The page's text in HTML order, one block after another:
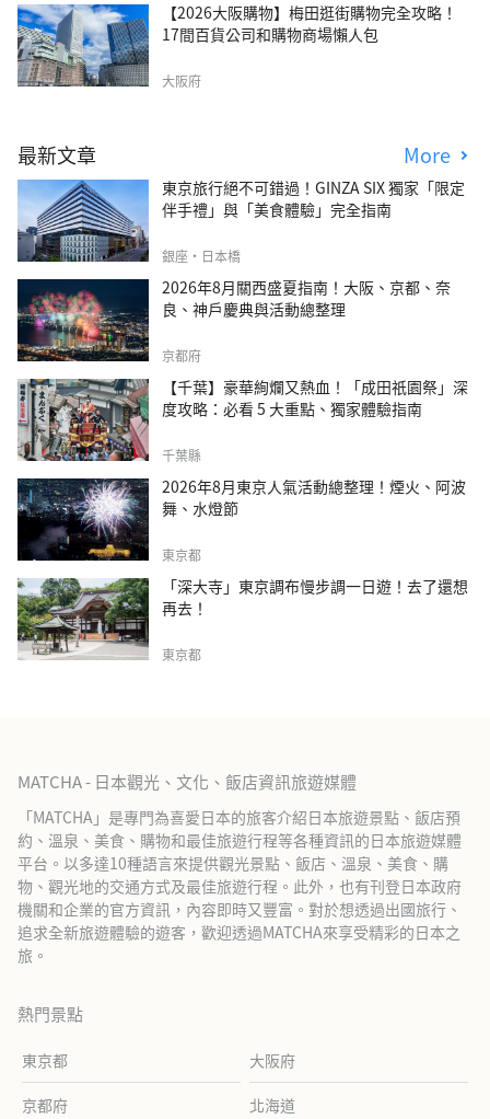
【2026大阪購物】梅田逛街購物完全攻略！
17間百貨公司和購物商場懶人包
大阪府
最新文章 More
東京旅行絕不可錯過！GINZA SIX 獨家「限定
伴手禮」與「美食體驗」完全指南
銀座・日本橋
2026年8月關西盛夏指南！大阪、京都、奈
良、神戶慶典與活動總整理
京都府
【千葉】豪華絢爛又熱血！「成田祇園祭」深
度攻略：必看 5 大重點、獨家體驗指南
千葉縣
2026年8月東京人氣活動總整理！煙火、阿波
舞、水燈節
東京都
「深大寺」東京調布慢步調一日遊！去了還想
再去！
東京都
MATCHA - 日本觀光、文化、飯店資訊旅遊媒體
「MATCHA」是專門為喜愛日本的旅客介紹日本旅遊景點、飯店預
約、溫泉、美食、購物和最佳旅遊行程等各種資訊的日本旅遊媒體
平台。以多達10種語言來提供觀光景點、飯店、溫泉、美食、購
物、觀光地的交通方式及最佳旅遊行程。此外，也有刊登日本政府
機關和企業的官方資訊，內容即時又豐富。對於想透過出國旅行、
追求全新旅遊體驗的遊客，歡迎透過MATCHA來享受精彩的日本之
旅。
熱門景點
東京都 大阪府
京都府 北海道